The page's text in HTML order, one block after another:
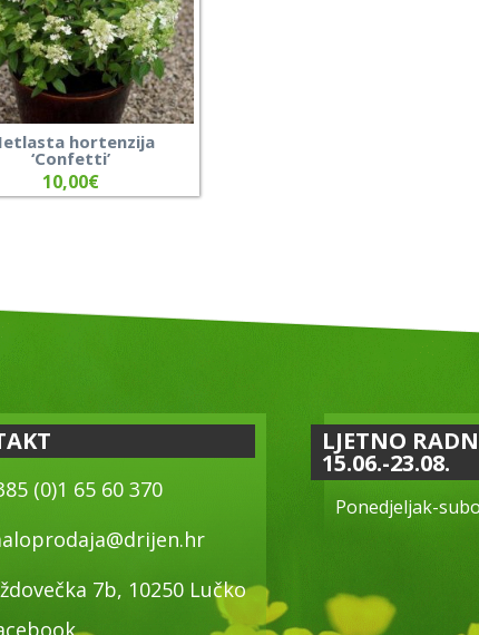
hortenzija
‘Confetti’
10,00€
(0)1 65 60 370
7b, 10250 Lučko
LJETNO
15.06.-23.08.
Ponedjeljak-